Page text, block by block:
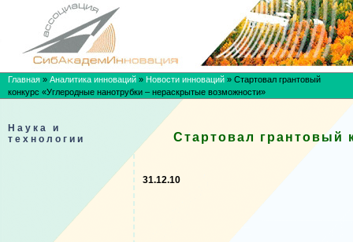
Главная » Аналитика инноваций » Новости инноваций » Стартовал грантовый
конкурс «Углеродные нанотрубки – нераскрытые возможности»
Наука и
технологии
Стартовал грантовый
31.12.10